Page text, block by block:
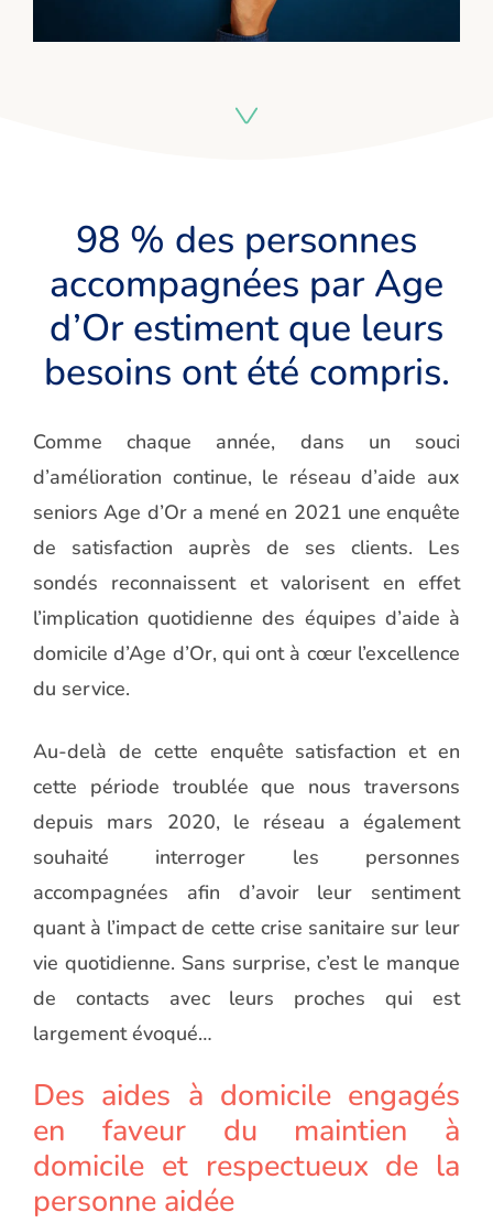
98 % des personnes
accompagnées par Age
d’Or estiment que leurs
besoins ont été compris.
Comme chaque année, dans un souci
d’amélioration continue, le réseau d’aide aux
seniors Age d’Or a mené en 2021 une enquête
de satisfaction auprès de ses clients. Les
sondés reconnaissent et valorisent en effet
l’implication quotidienne des équipes d’aide à
domicile d’Age d’Or, qui ont à cœur l’excellence
du service.
Au-delà de cette enquête satisfaction et en
cette période troublée que nous traversons
depuis mars 2020, le réseau a également
souhaité interroger les personnes
accompagnées afin d’avoir leur sentiment
quant à l’impact de cette crise sanitaire sur leur
vie quotidienne. Sans surprise, c’est le manque
de contacts avec leurs proches qui est
largement évoqué…
Des aides à domicile engagés
en faveur du maintien à
domicile et respectueux de la
personne aidée